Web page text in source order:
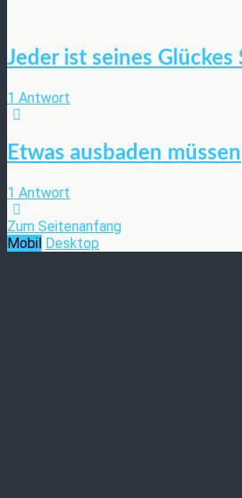
Jeder ist seines Glückes
1 Antwort
Etwas ausbaden müssen
1 Antwort
Zum Seitenanfang
Mobil Desktop